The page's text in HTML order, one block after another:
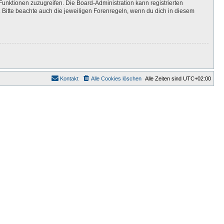
zuzugreifen. Die Board-Administration kann registrierten
beachte auch die jeweiligen Forenregeln, wenn du dich in diesem
Alle Zeiten sind UTC+02:00
Alle Cookies löschen
Kontakt